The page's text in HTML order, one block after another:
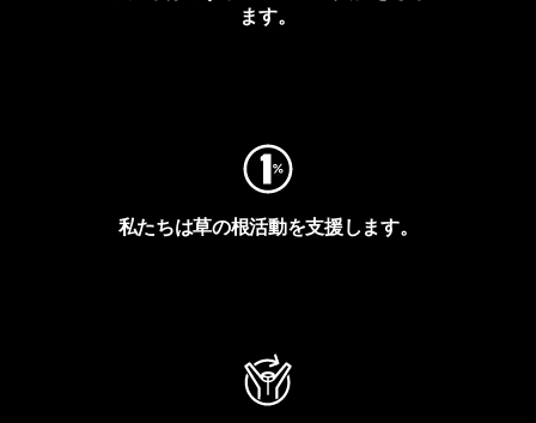
ます。
私たちは草の根活動を支援します。